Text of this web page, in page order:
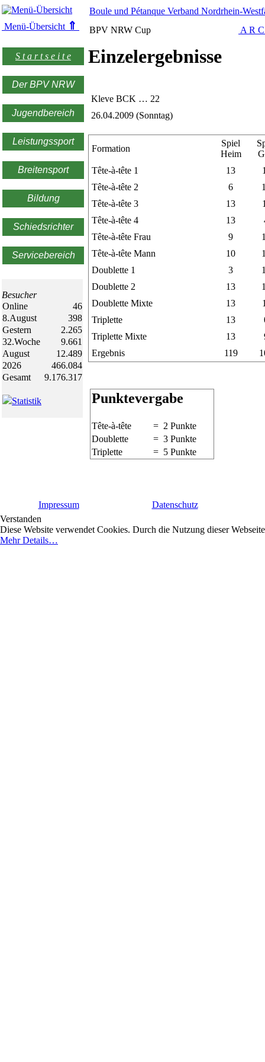
Menü-Übersicht ⇑
S t a r t s e i t e
Der BPV NRW
Jugendbereich
Leistungssport
Breitensport
Bildung
Schiedsrichter
Servicebereich
Besucher
Online
46
8.August
398
Gestern
2.265
32.Woche
9.661
August
12.489
2026
466.084
Gesamt
9.176.317
Statistik
Boule und Pétanque Verband Nordrhein-
BPV NRW Cup
A R
Einzelergebnisse
Kleve BCK … 22
26.04.2009 (Sonntag)
Formation
Spiel
Heim
Tête-à-tête 1
13
Tête-à-tête 2
6
Tête-à-tête 3
13
Tête-à-tête 4
13
Tête-à-tête Frau
9
Tête-à-tête Mann
10
Doublette 1
3
Doublette 2
13
Doublette Mixte
13
Triplette
13
Triplette Mixte
13
Ergebnis
119
Punktevergabe
Tête-à-tête
= 2 Punkte
Doublette
= 3 Punkte
Triplette
= 5 Punkte
Impressum
Datenschutz
Verstanden
Diese Website verwendet Cookies. Durch die Nutzung dieser
Mehr Details…